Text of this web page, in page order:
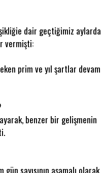
dair geçtiğimiz aylarda
vermişti:
prim ve yıl şartlar devam
benzer bir gelişmenin
sayısının aşamalı olarak